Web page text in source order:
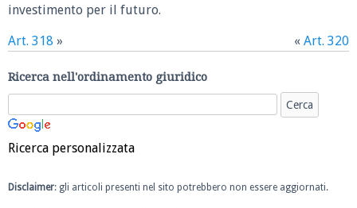
investimento per il futuro.
Art. 318 » « Art. 320
Ricerca nell'ordinamento giuridico
Ricerca personalizzata
Disclaimer: gli articoli presenti nel sito potrebbero non essere aggiornati.